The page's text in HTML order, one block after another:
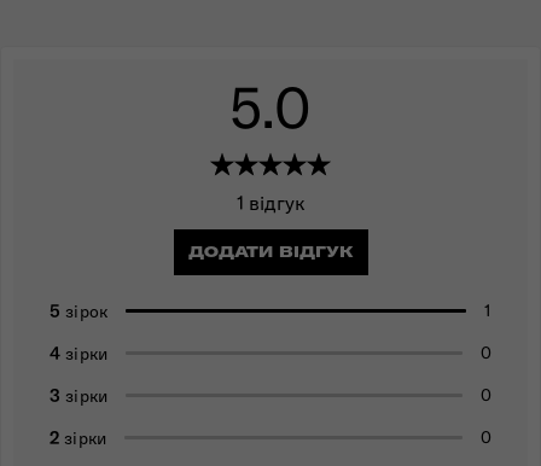
5.0
1 відгук
ДОДАТИ ВІДГУК
5 зірок 1
4 зірки 0
3 зірки 0
2 зірки 0